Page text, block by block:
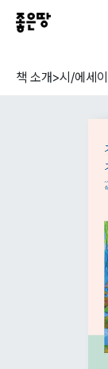
책 소개>시/에세이